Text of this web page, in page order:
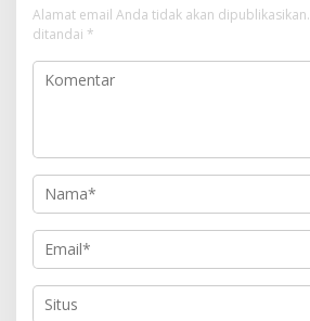
Alamat email Anda tidak akan dipublikasikan.
ditandai *